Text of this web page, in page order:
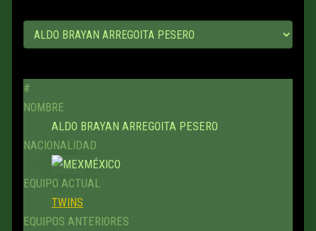
#
NOMBRE
ALDO BRAYAN ARREGOITA PESERO
NACIONALIDAD
MÉXICO
EQUIPO ACTUAL
TWINS
EQUIPOS ANTERIORES